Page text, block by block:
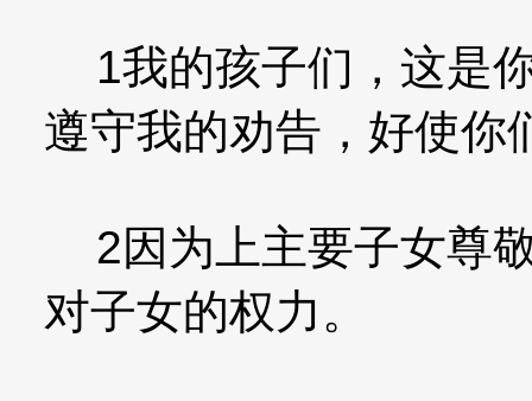
1我的孩子们，这是
遵守我的劝告，好使你
2因为上主要子女尊
对子女的权力。